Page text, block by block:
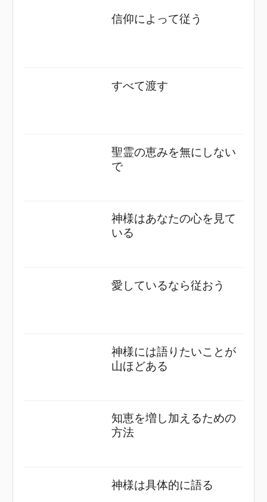
信仰によって従う
すべて渡す
聖霊の恵みを無にしない
で
神様はあなたの心を見て
いる
愛しているなら従おう
神様には語りたいことが
山ほどある
知恵を増し加えるための
方法
神様は具体的に語る